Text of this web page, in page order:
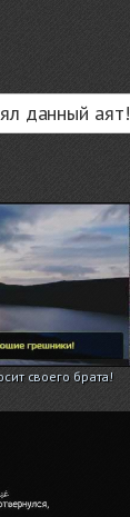
данный аят!
своего брата!